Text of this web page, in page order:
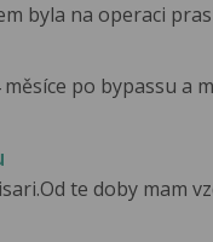
byla na operaci
po bypassu a
te doby mam